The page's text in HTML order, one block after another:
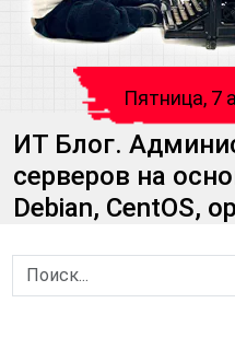
Пятница, 7
ИТ Блог.
серверов на
Debian, CentOS,